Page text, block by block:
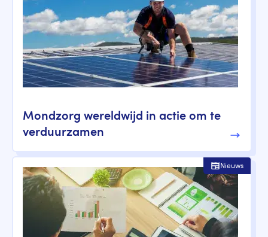
Mondzorg wereldwijd in actie om te
verduurzamen
Nieuws